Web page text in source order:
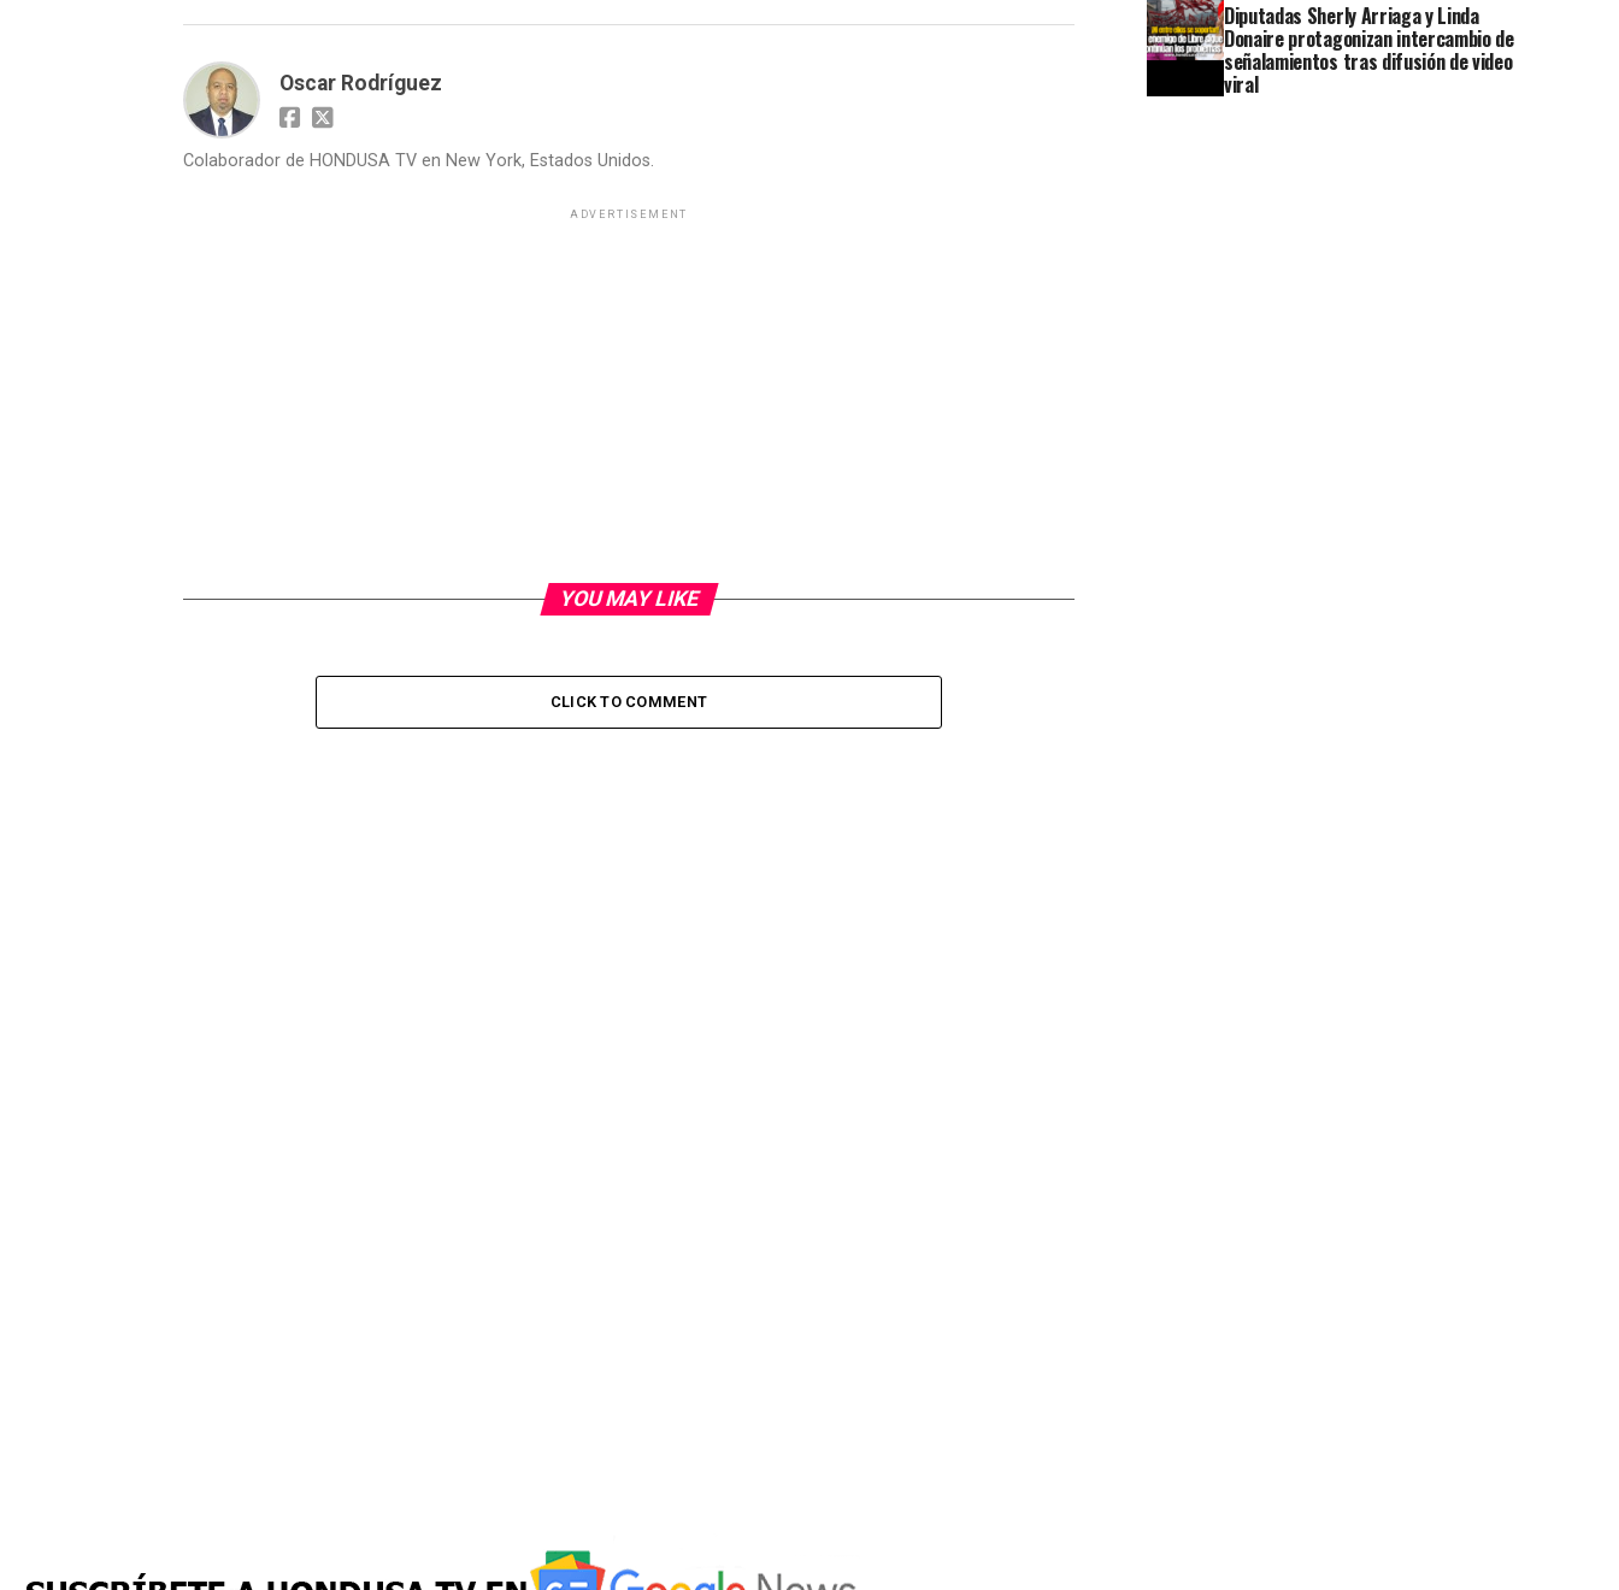
Oscar Rodríguez
Colaborador de HONDUSA TV en New York, Estados Unidos.
ADVERTISEMENT
YOU MAY LIKE
CLICK TO COMMENT
Diputadas Sherly Arriaga y Linda
Donaire protagonizan intercambio de
señalamientos tras difusión de video
viral